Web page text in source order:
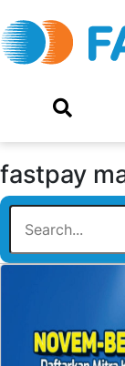
fastpay